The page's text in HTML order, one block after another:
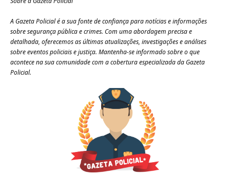
A Gazeta Policial é a sua fonte de confiança para notícias e informações
sobre segurança pública e crimes. Com uma abordagem precisa e
detalhada, oferecemos as últimas atualizações, investigações e análises
sobre eventos policiais e justiça. Mantenha-se informado sobre o que
acontece na sua comunidade com a cobertura especializada da Gazeta
Policial.